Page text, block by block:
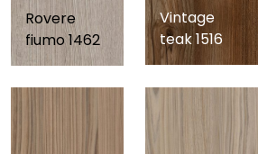
Rovere
fiumo 1462
Vintage
teak 1516